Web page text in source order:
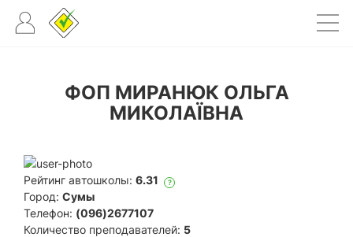
ФОП МИРАНЮК ОЛЬГА
МИКОЛАЇВНА
Рейтинг автошколы: 6.31 ?
Город: Сумы
Телефон: (096)2677107
Количество преподавателей: 5